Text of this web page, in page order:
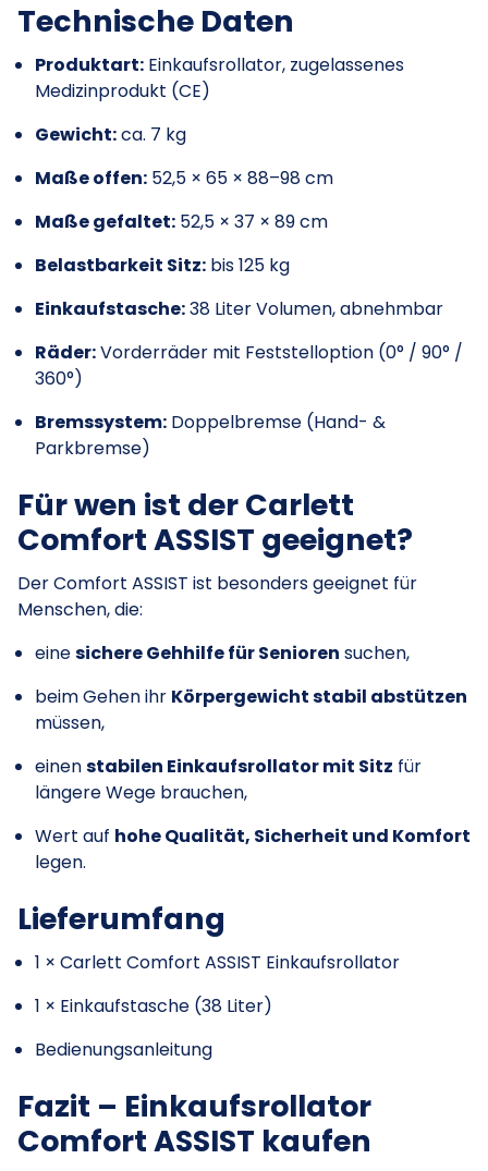
Technische Daten
Produktart: Einkaufsrollator, zugelassenes
Medizinprodukt (CE)
Gewicht:ca. 7 kg
Maße offen: 52,5 × 65 × 88–98 cm
Maße gefaltet: 52,5 × 37 × 89 cm
Belastbarkeit Sitz: bis 125 kg
Einkaufstasche:38 Liter Volumen, abnehmbar
Räder:Vorderräder mit Feststelloption (0° / 90° /
360°)
Bremssystem: Doppelbremse (Hand- &
Parkbremse)
Für wen ist der Carlett
Comfort ASSIST geeignet?
Der Comfort ASSIST ist besonders geeignet für
Menschen, die:
einesichere Gehhilfe für Senioren suchen,
beim Gehen ihr Körpergewicht stabil abstützen
müssen,
einenstabilen Einkaufsrollator mit Sitz für
längere Wege brauchen,
Wert auf hohe Qualität, Sicherheit und Komfort
legen.
Lieferumfang
1 × Carlett Comfort ASSIST Einkaufsrollator
1 × Einkaufstasche (38 Liter)
Bedienungsanleitung
Fazit – Einkaufsrollator
Comfort ASSIST kaufen